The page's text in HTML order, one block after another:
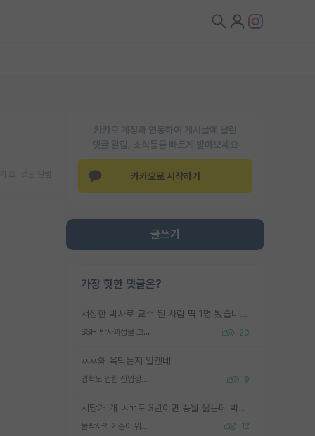
카카오 계정과 연동하여 게시글에 달린
댓글 알람, 소식등을 빠르게 받아보세요
카카오로 시작하기
글쓰기
가장 핫한 댓글은?
서성한 박사로 교수 된 사람 딱 1명 봤습니다. 근데 지방대 박사로 교수된 거는 기적이 일어나야되요. 서성한 학부부터여도 빡센게 교수임용일텐데 지방대박사로 무슨 교수가 되나요...... 중소기업/중견기업 팀장급/연구소장급이나 될거 같네요.
SSH 박사과정을 그만두고 지방대 박사로 옮기면 교수의 꿈은 끝일까요? 20
ㅉㅉ왜 욕먹는지 알겠네
입학도 안한 신입생이 원래 관심을 받나요 9
서당개 개 ㅅㄲ도 3년이면 풍월 읊는데 박사 5년 이상 대리고 있으면서 물된건 교수 탓 맞는ㄱ게 거기가 서당이 아니란 소리임
물박사의 기준이 뭐임? 12